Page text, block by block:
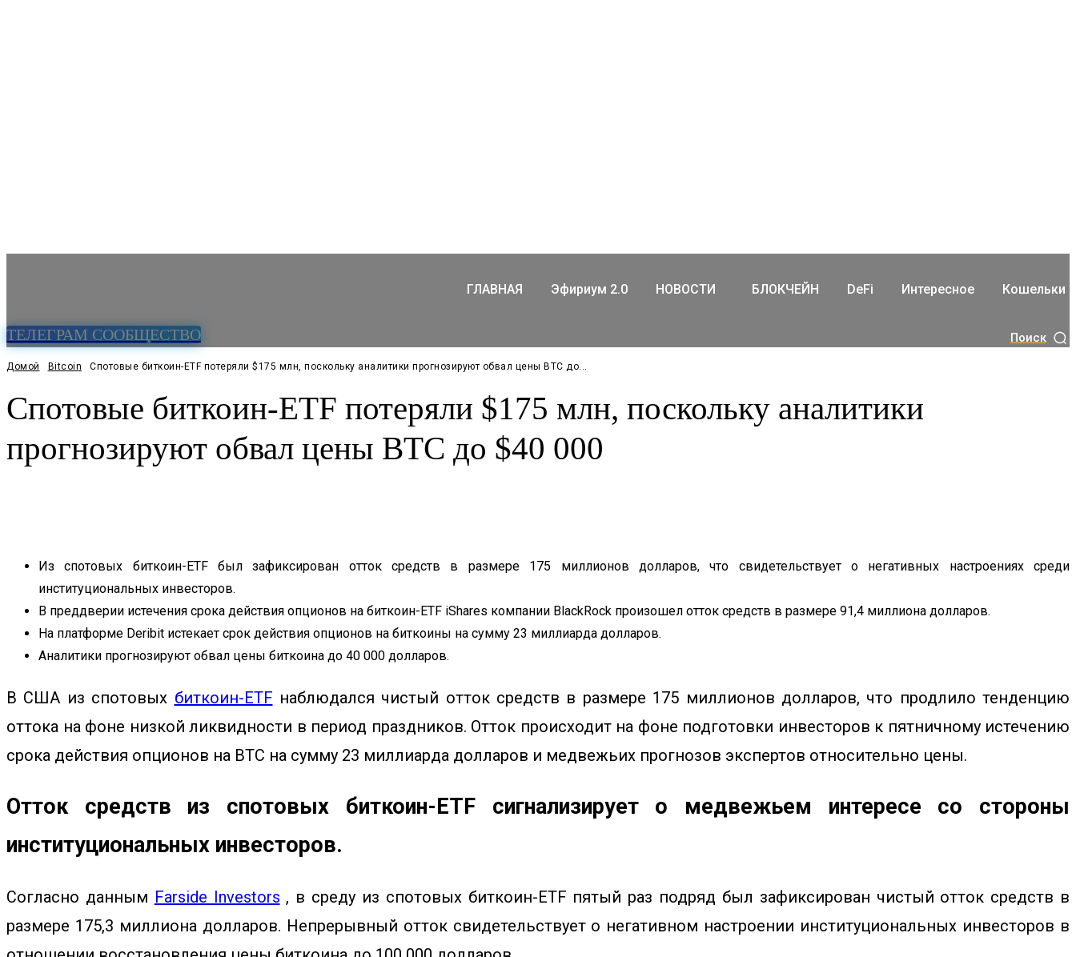
ТЕЛЕГРАМ СООБЩЕСТВО
ГЛАВНАЯ Эфириум 2.0 НОВОСТИ БЛОКЧЕЙН DeFi Интересное Кошельки
Поиск
Домой Bitcoin Спотовые биткоин-ETF потеряли $175 млн, поскольку аналитики прогнозируют обвал цены BTC до...
Спотовые биткоин-ETF потеряли $175 млн, поскольку аналитики
прогнозируют обвал цены BTC до $40 000
Из спотовых биткоин-ETF был зафиксирован отток средств в размере 175 миллионов долларов, что свидетельствует о негативных настроениях среди
институциональных инвесторов.
В преддверии истечения срока действия опционов на биткоин-ETF iShares компании BlackRock произошел отток средств в размере 91,4 миллиона долларов.
На платформе Deribit истекает срок действия опционов на биткоины на сумму 23 миллиарда долларов.
Аналитики прогнозируют обвал цены биткоина до 40 000 долларов.
В США из спотовых биткоин-ETF наблюдался чистый отток средств в размере 175 миллионов долларов, что продлило тенденцию
оттока на фоне низкой ликвидности в период праздников. Отток происходит на фоне подготовки инвесторов к пятничному истечению
срока действия опционов на BTC на сумму 23 миллиарда долларов и медвежьих прогнозов экспертов относительно цены.
Отток средств из спотовых биткоин-ETF сигнализирует о медвежьем интересе со стороны
институциональных инвесторов.
Согласно данным Farside Investors , в среду из спотовых биткоин-ETF пятый раз подряд был зафиксирован чистый отток средств в
размере 175,3 миллиона долларов. Непрерывный отток свидетельствует о негативном настроении институциональных инвесторов в